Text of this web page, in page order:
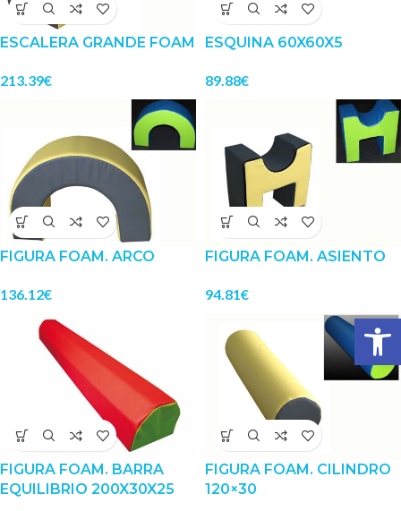
ESCALERA GRANDE FOAM
213.39€
ESQUINA 60X60X5
89.88€
FIGURA FOAM. ARCO
136.12€
FIGURA FOAM. ASIENTO
94.81€
FIGURA FOAM. BARRA
EQUILIBRIO 200X30X25
FIGURA FOAM. CILINDRO
120×30
Abrir